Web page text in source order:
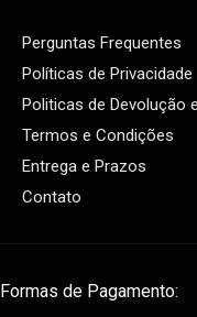
Perguntas Frequentes
Políticas de Privacidade
Politicas de Devolução
Termos e Condições
Entrega e Prazos
Contato
Formas de Pagamento: